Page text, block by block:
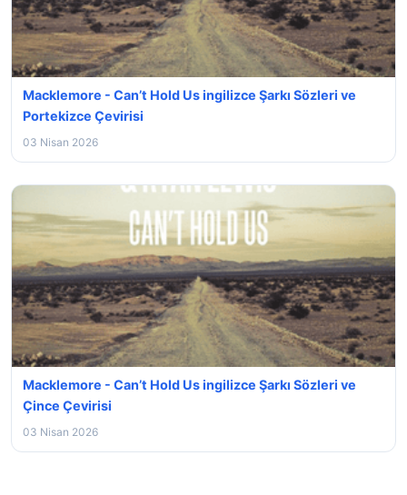
Macklemore - Can’t Hold Us ingilizce Şarkı Sözleri ve
Portekizce Çevirisi
03 Nisan 2026
Macklemore - Can’t Hold Us ingilizce Şarkı Sözleri ve
Çince Çevirisi
03 Nisan 2026